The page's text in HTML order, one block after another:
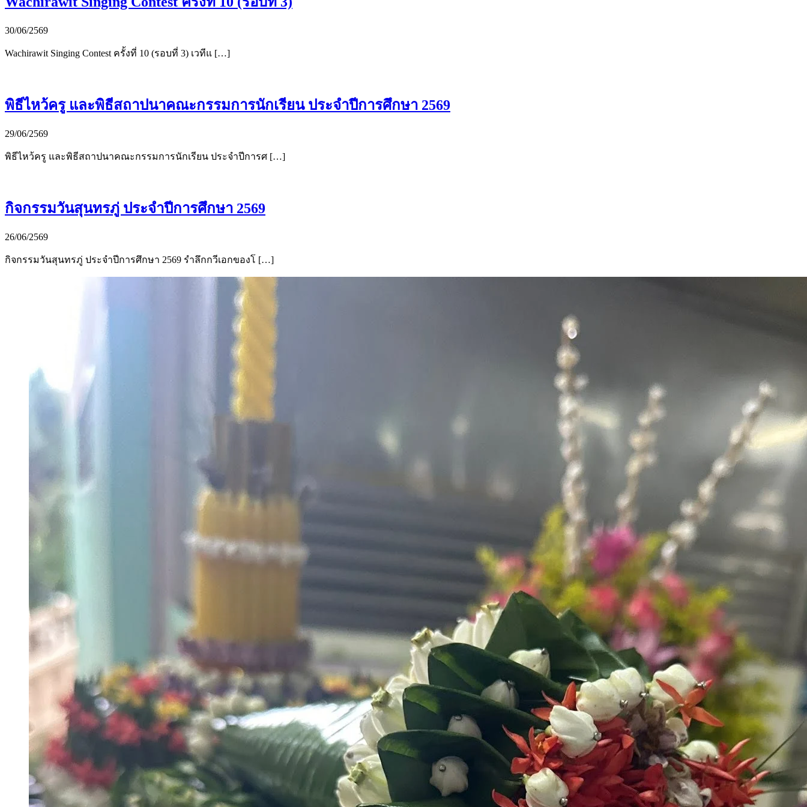
30/06/2569
Wachirawit Singing Contest ครั้งที่ 10 (รอบที่ 3) เวทีแ […]
พิธีไหว้ครู และพิธีสถาปนาคณะกรรมการนักเรียน ประจำปีการศึกษา 2569
29/06/2569
พิธีไหว้ครู และพิธีสถาปนาคณะกรรมการนักเรียน ประจำปีการศ […]
กิจกรรมวันสุนทรภู่ ประจำปีการศึกษา 2569
26/06/2569
กิจกรรมวันสุนทรภู่ ประจำปีการศึกษา 2569 รำลึกกวีเอกของโ […]